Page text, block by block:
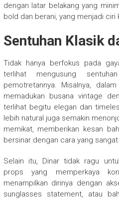
dengan latar belakang yang
bold dan berani, yang menjadi ciri
Sentuhan Klasik
Tidak hanya berfokus pada
terlihat mengusung
pemotretannya. Misalnya,
memadukan busana vintage
terlihat begitu elegan dan
lebih natural juga semakin
memikat, memberikan kesan
bersinar dengan cara yang sangat
Selain itu, Dinar tidak ragu
props yang memperkaya
menampilkan dirinya dengan
sunglasses statement, atau